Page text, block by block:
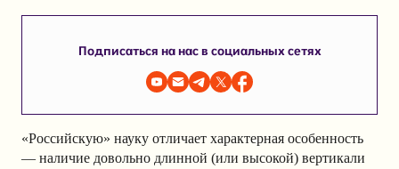
Подписаться на нас в социальных сетях
«Российскую» науку отличает характерная особенность
— наличие довольно длинной (или высокой) вертикали